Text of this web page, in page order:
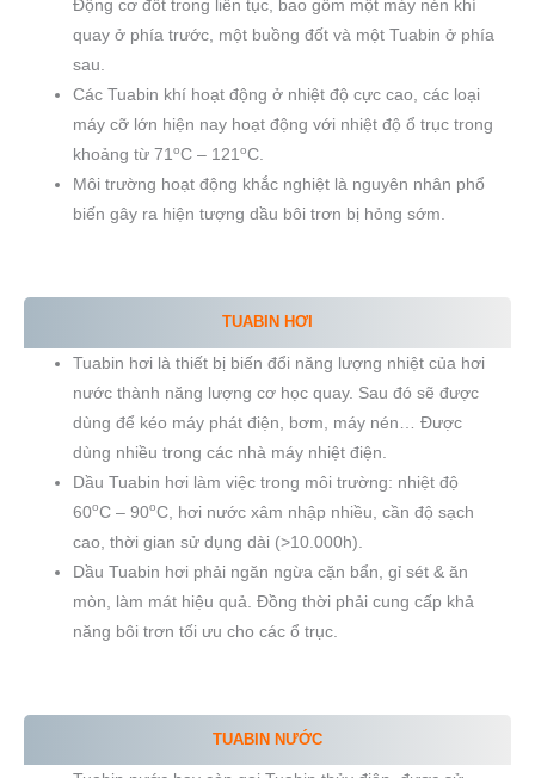
Động cơ đốt trong liên tục, bao gồm một máy nén khí
quay ở phía trước, một buồng đốt và một Tuabin ở phía
sau.
Các Tuabin khí hoạt động ở nhiệt độ cực cao, các loại
máy cỡ lớn hiện nay hoạt động với nhiệt độ ổ trục trong
khoảng từ 71oC – 121oC.
Môi trường hoạt động khắc nghiệt là nguyên nhân phổ
biến gây ra hiện tượng dầu bôi trơn bị hỏng sớm.
TUABIN HƠI
Tuabin hơi là thiết bị biến đổi năng lượng nhiệt của hơi
nước thành năng lượng cơ học quay. Sau đó sẽ được
dùng để kéo máy phát điện, bơm, máy nén… Được
dùng nhiều trong các nhà máy nhiệt điện.
Dầu Tuabin hơi làm việc trong môi trường: nhiệt độ
60oC – 90oC, hơi nước xâm nhập nhiều, cần độ sạch
cao, thời gian sử dụng dài (>10.000h).
Dầu Tuabin hơi phải ngăn ngừa cặn bẩn, gỉ sét & ăn
mòn, làm mát hiệu quả. Đồng thời phải cung cấp khả
năng bôi trơn tối ưu cho các ổ trục.
TUABIN NƯỚC